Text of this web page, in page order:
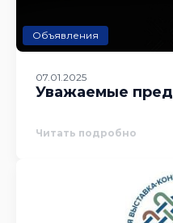
Объявления
07.01.2025
Уважаемые
Читать подробно